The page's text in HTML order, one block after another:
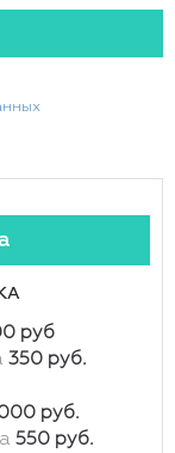
руб
350 руб.
руб.
550 руб.